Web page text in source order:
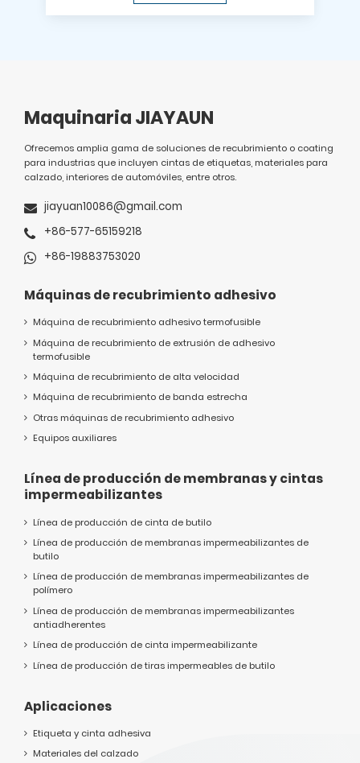
Maquinaria JIAYAUN
Ofrecemos amplia gama de soluciones de recubrimiento o coating
para industrias que incluyen cintas de etiquetas, materiales para
calzado, interiores de automóviles, entre otros.
jiayuan10086@gmail.com
+86-577-65159218
+86-19883753020
Máquinas de recubrimiento adhesivo
Máquina de recubrimiento adhesivo termofusible
Máquina de recubrimiento de extrusión de adhesivo
termofusible
Máquina de recubrimiento de alta velocidad
Máquina de recubrimiento de banda estrecha
Otras máquinas de recubrimiento adhesivo
Equipos auxiliares
Línea de producción de membranas y cintas
impermeabilizantes
Línea de producción de cinta de butilo
Línea de producción de membranas impermeabilizantes de
butilo
Línea de producción de membranas impermeabilizantes de
polímero
Línea de producción de membranas impermeabilizantes
antiadherentes
Línea de producción de cinta impermeabilizante
Línea de producción de tiras impermeables de butilo
Aplicaciones
Etiqueta y cinta adhesiva
Materiales del calzado